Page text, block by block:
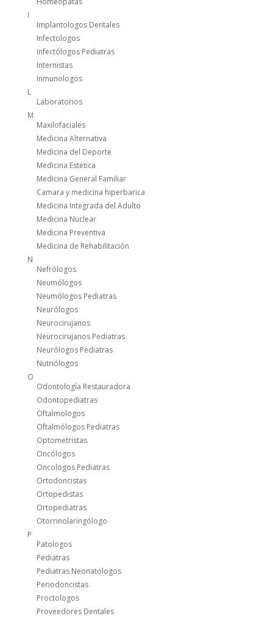
I
Implantologos Dentales
Infectologos
Infectólogos Pediatras
Internistas
Inmunologos
L
Laboratorios
M
Maxilofaciales
Medicina Alternativa
Medicina del Deporte
Medicina Estética
Medicina General Familiar
Camara y medicina hiperbarica
Medicina Integrada del Adulto
Medicina Nuclear
Medicina Preventiva
Medicina de Rehabilitación
N
Nefrólogos
Neumólogos
Neumólogos Pediatras
Neurólogos
Neurocirujanos
Neurocirujanos Pediatras
Neurólogos Pediatras
Nutriólogos
O
Odontología Restauradora
Odontopediatras
Oftalmologos
Oftalmólogos Pediatras
Optometristas
Oncólogos
Oncologos Pediatras
Ortodoncistas
Ortopedistas
Ortopediatras
Otorrinolaringólogo
P
Patologos
Pediatras
Pediatras Neonatologos
Periodoncistas
Proctologos
Proveedores Dentales